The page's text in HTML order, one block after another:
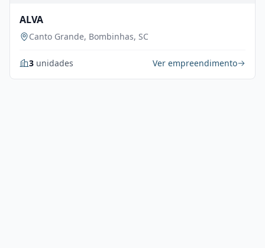
ALVA
Canto Grande, Bombinhas, SC
3 unidades Ver empreendimento